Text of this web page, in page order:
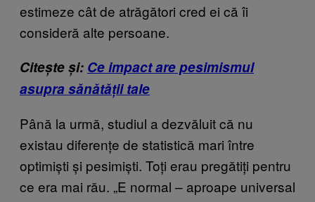
estimeze cât de atrăgători cred ei că îi
consideră alte persoane.
Citește și: Ce impact are pesimismul
asupra sănătății tale
Până la urmă, studiul a dezvăluit că nu
existau diferențe de statistică mari între
optimiști și pesimiști. Toți erau pregătiți pentru
ce era mai rău. „E normal – aproape universal